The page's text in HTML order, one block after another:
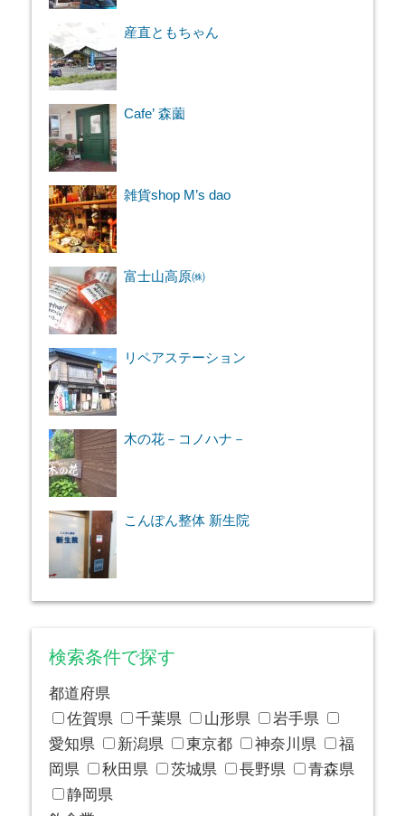
産直ともちゃん
Cafe’ 森薗
雑貨shop M’s dao
富士山高原㈱
リペアステーション
木の花－コノハナ－
こんぽん整体 新生院
検索条件で探す
都道府県
佐賀県
千葉県 山形県
岩手県
愛知県
新潟県 東京都 神奈川県
福
岡県
秋田県 茨城県 長野県
青森県
静岡県